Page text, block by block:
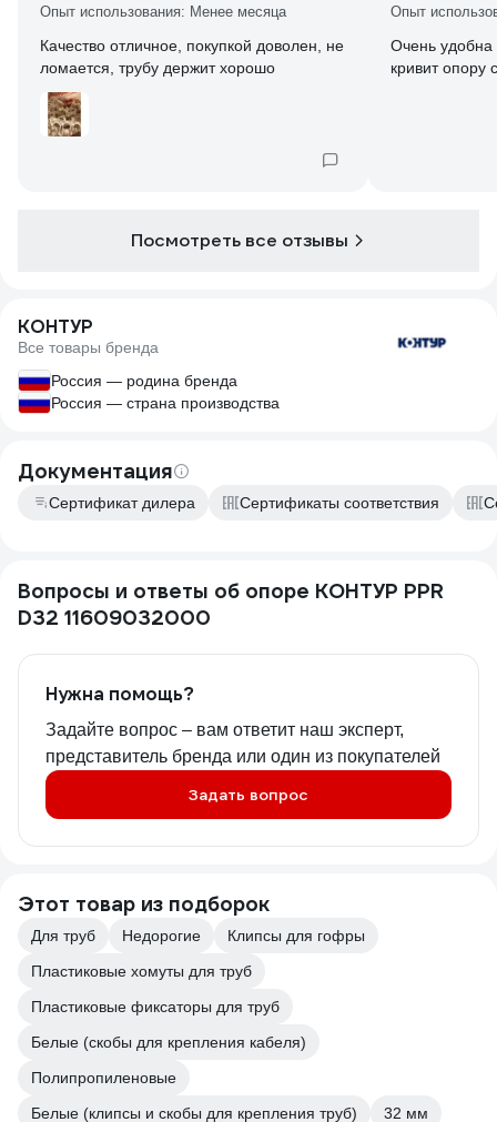
Опыт использования: Менее месяца
Качество отличное, покупкой доволен, не
ломается, трубу держит хорошо
Опыт
Очень удобна
кривит опору
Посмотреть все отзывы
КОНТУР
Все товары бренда
Россия — родина бренда
Россия — страна производства
Документация
Сертификат дилера Сертификаты соответствия
Вопросы и ответы об опоре КОНТУР PPR
D32 11609032000
Нужна помощь?
Задайте вопрос – вам ответит наш эксперт,
представитель бренда или один из покупателей
Задать вопрос
Этот товар из подборок
Для труб Недорогие
Клипсы для гофры
Пластиковые хомуты для труб
Пластиковые фиксаторы для труб
Белые (скобы для крепления кабеля)
Полипропиленовые
Белые (клипсы и скобы для крепления труб)
32 мм